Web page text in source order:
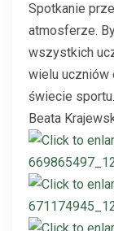
Spotkanie
atmosferze.
wszystkich
wielu uczniów
świecie sportu.
Beata